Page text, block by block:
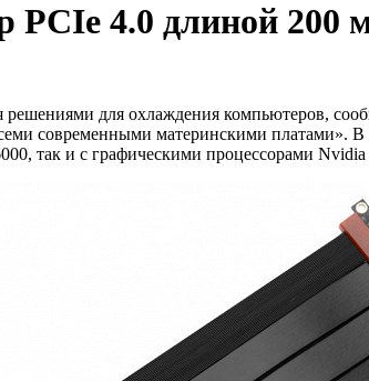
PCIe 4.0 длиной 200
для охлаждения компьютеров,
современными материнскими платами».
так и с графическими процессорами